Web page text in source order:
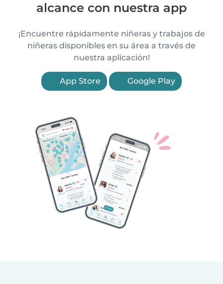
alcance con nuestra app
¡Encuentre rápidamente niñeras y trabajos de
niñeras disponibles en su área a través de
nuestra aplicación!
App Store Google Play